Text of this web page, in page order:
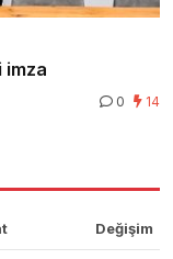
imza
0 14
Değişim